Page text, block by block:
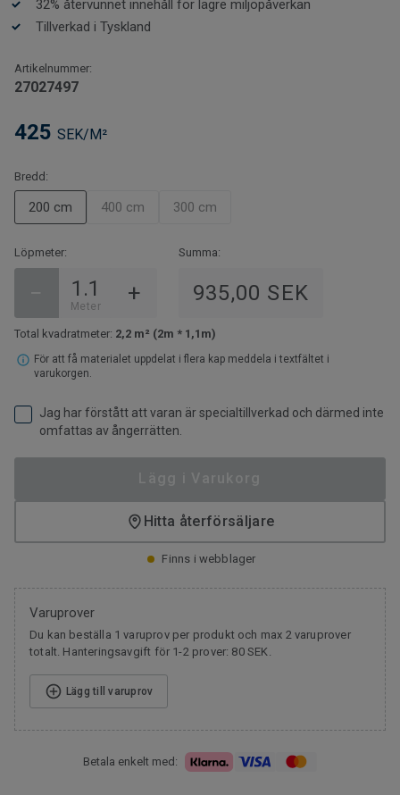
32% återvunnet innehåll för lägre miljöpåverkan
Tillverkad i Tyskland
Artikelnummer:
27027497
425 SEK/M²
Bredd:
200 cm 400 cm 300 cm
Löpmeter:
Meter +
Summa:
935,00 SEK
Total kvadratmeter: 2,2 m² (2m * 1,1m)
För att få materialet uppdelat i flera kap meddela i textfältet i
varukorgen.
Jag har förstått att varan är specialtillverkad och därmed inte
omfattas av ångerrätten.
Hitta återförsäljare
Finns i webblager
Varuprover
Du kan beställa 1 varuprov per produkt och max 2 varuprover
totalt. Hanteringsavgift för 1-2 prover: 80 SEK.
Lägg till varuprov
Betala enkelt med: